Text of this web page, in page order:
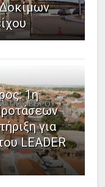
1η
για
LEADER